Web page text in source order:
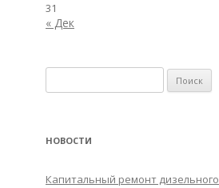
31
« Дек
НОВОСТИ
Капитальный ремонт дизельного